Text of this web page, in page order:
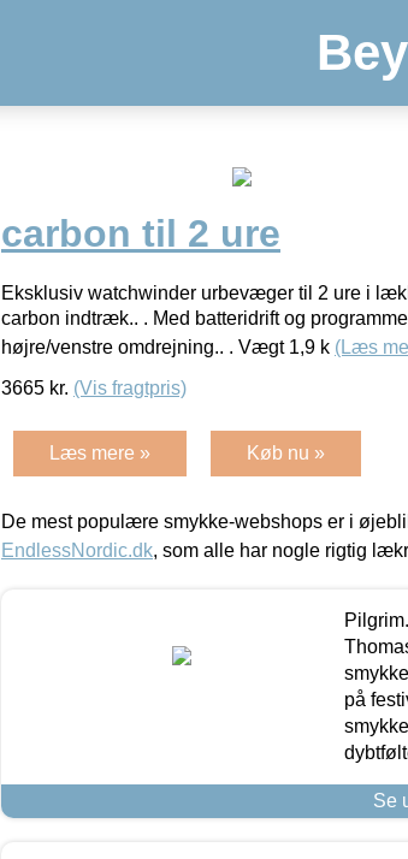
carbon til 2 ure
Eksklusiv watchwinder urbevæger til 2 ure i
carbon indtræk.. . Med batteridrift og
højre/venstre omdrejning.. . Vægt 1,9 k (Læs
3665 kr. (Vis fragtpris)
Læs mere » Køb nu »
De mest populære smykke-webshops er i
EndlessNordic.dk, som alle har nogle rigtig
på
Se